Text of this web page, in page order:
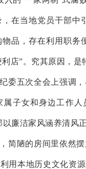
在当地党员干部
品，存在利用职
店”。究其原因，
委五次全会上强调
子女和身边工作
廉洁家风涵养清风
简陋的房间里依然
用本地历史文化资